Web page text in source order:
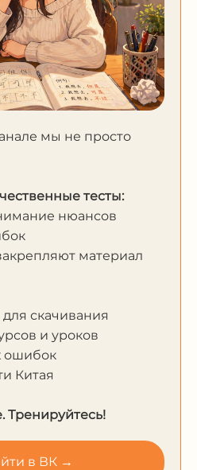
мы не просто
тесты:
нюансов
материал
скачивания
и уроков
ошибок
Китая
Тренируйтесь!
в ВК →